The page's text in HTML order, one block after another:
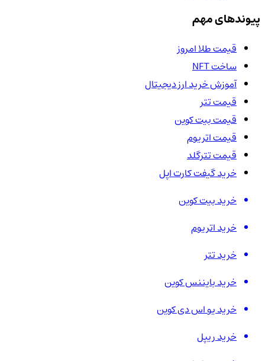
پیوندهای مهم
قیمت طلا امروز
ساخت NFT
آموزش خرید ارز دیجیتال
قیمت تتر
قیمت بیت کوین
قیمت اتریوم
قیمت تترگلد
خرید گیفت کارت اپل
خرید بیت کوین
خرید اتریوم
خرید تتر
خرید بایننس کوین
خرید یو اس دی کوین
خرید ریپل